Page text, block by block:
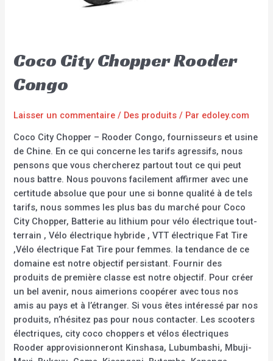
Coco City Chopper Rooder
Congo
Laisser un commentaire / Des produits / Par edoley.com
Coco City Chopper – Rooder Congo, fournisseurs et usine
de Chine. En ce qui concerne les tarifs agressifs, nous
pensons que vous chercherez partout tout ce qui peut
nous battre. Nous pouvons facilement affirmer avec une
certitude absolue que pour une si bonne qualité à de tels
tarifs, nous sommes les plus bas du marché pour Coco
City Chopper, Batterie au lithium pour vélo électrique tout-
terrain , Vélo électrique hybride , VTT électrique Fat Tire
,Vélo électrique Fat Tire pour femmes. la tendance de ce
domaine est notre objectif persistant. Fournir des
produits de première classe est notre objectif. Pour créer
un bel avenir, nous aimerions coopérer avec tous nos
amis au pays et à l’étranger. Si vous êtes intéressé par nos
produits, n’hésitez pas pour nous contacter. Les scooters
électriques, city coco choppers et vélos électriques
Rooder approvisionneront Kinshasa, Lubumbashi, Mbuji-